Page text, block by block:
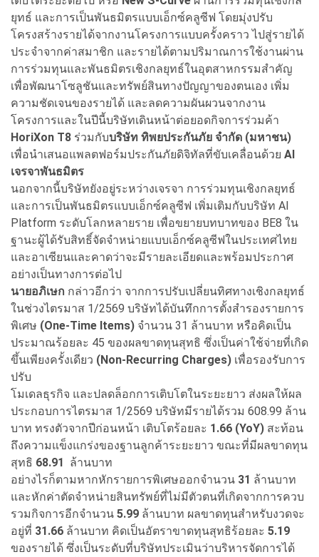
ยุทธ์ และการเป็นพันธมิตรแบบเอ็กซ์คลูซีฟ โดยมุ่งปรับ
โครงสร้างรายได้จากงานโครงการแบบครั้งคราว ไปสู่รายได้
ประจำจากค่าสมาชิก และรายได้ตามปริมาณการใช้งานผ่าน
การร่วมทุนและพันธมิตรเชิงกลยุทธ์ในอุตสาหกรรมสำคัญ
เพื่อพัฒนาโซลูชันและทรัพย์สินทางปัญญาของตนเอง เพิ่ม
ความชัดเจนของรายได้ และลดความผันผวนจากงาน
โครงการและในปีนี้บริษัทเดินหน้าต่อยอดกิจการร่วมค้า
HoriXon T8 ร่วมกับบริษัท ทิพยประกันภัย จำกัด (มหาชน)
เพื่อนำเสนอแพลตฟอร์มประกันภัยดิจิทัลที่ขับเคลื่อนด้วย AI
เจรจาพันธมิตร
นอกจากนี้บริษัทยังอยู่ระหว่างเจรจา การร่วมทุนเชิงกลยุทธ์
และการเป็นพันธมิตรแบบเอ็กซ์คลูซีฟ เพิ่มเติมกับบริษัท AI
Platform ระดับโลกหลายราย เพื่อขยายบทบาทของ BE8 ใน
ฐานะผู้ได้รับสิทธิ์จัดจำหน่ายแบบเอ็กซ์คลูซีฟในประเทศไทย
และอาเซียนและคาดว่าจะมีรายละเอียดและพร้อมประกาศ
อย่างเป็นทางการต่อไป
นายอภิเษก กล่าวอีกว่า จากการปรับเปลี่ยนทิศทางเชิงกลยุทธ์
ในช่วงไตรมาส 1/2569 บริษัทได้บันทึกการตั้งสำรองรายการ
พิเศษ (One-Time Items) จำนวน 31 ล้านบาท หรือคิดเป็น
ประมาณร้อยละ 45 ของผลขาดทุนสุทธิ ซึ่งเป็นค่าใช้จ่ายที่เกิด
ขึ้นเพียงครั้งเดียว (Non-Recurring Charges) เพื่อรองรับการ
ปรับ
โมเดลธุรกิจ และปลดล็อกการเติบโตในระยะยาว ส่งผลให้ผล
ประกอบการไตรมาส 1/2569 บริษัทมีรายได้รวม 608.99 ล้าน
บาท ทรงตัวจากปีก่อนหน้า เติบโตร้อยละ 1.66 (YoY) สะท้อน
ถึงความแข็งแกร่งของฐานลูกค้าระยะยาว ขณะที่มีผลขาดทุน
สุทธิ 68.91 ล้านบาท
อย่างไรก็ตามหากหักรายการพิเศษออกจำนวน 31 ล้านบาท
และหักค่าตัดจำหน่ายสินทรัพย์ที่ไม่มีตัวตนที่เกิดจากการควบ
รวมกิจการอีกจำนวน 5.99 ล้านบาท ผลขาดทุนสำหรับงวดจะ
อยู่ที่ 31.66 ล้านบาท คิดเป็นอัตราขาดทุนสุทธิร้อยละ 5.19
ของรายได้ ซึ่งเป็นระดับที่บริษัทประเมินว่าบริหารจัดการได้